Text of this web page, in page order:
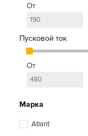
От
Пусковой ток
От
Марка
Atlant